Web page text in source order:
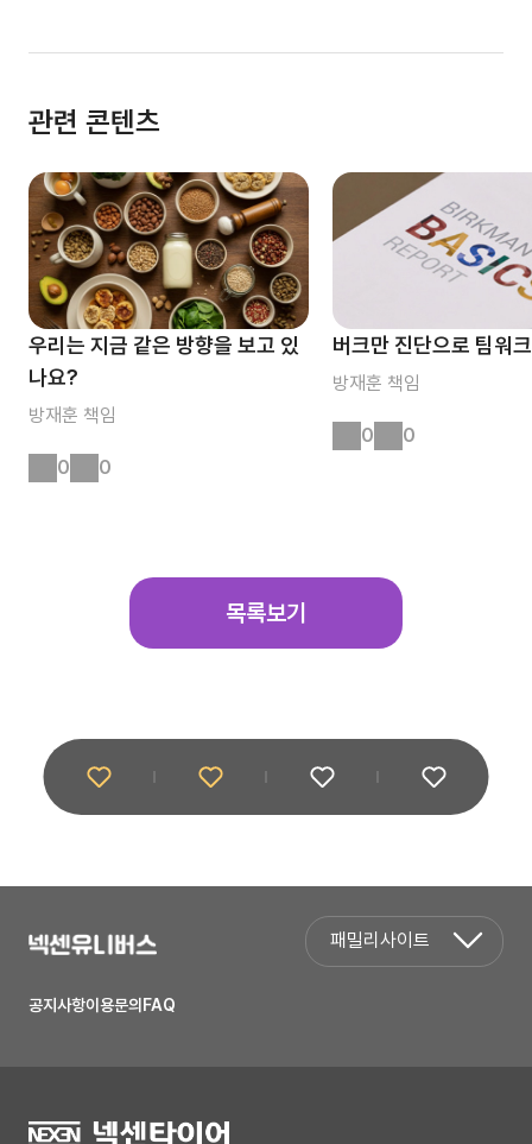
관련 콘텐츠
우리는 지금 같은 방향을 보고 있
나요?
방재훈 책임
0 0
버크만 진단으로 팀워
방재훈 책임
0 0
목록보기
공지사항이용문의 FAQ
패밀리사이트